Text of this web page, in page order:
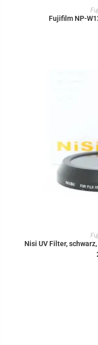
IN
Fujifilm NP-
IN
Nisi UV Filter,